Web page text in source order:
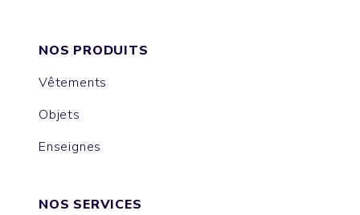
NOS PRODUITS
Vêtements
Objets
Enseignes
NOS SERVICES